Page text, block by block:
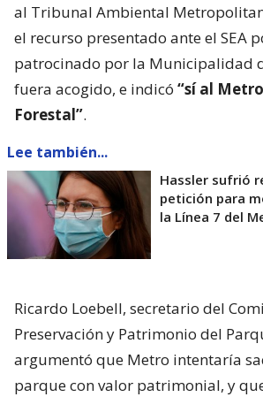
al Tribunal Ambiental
el recurso presentado ante el SEA
patrocinado por la Municipalidad
fuera acogido, e indicó “sí al
Forestal”.
Lee también...
Hassler sufrió
petición para
la Línea 7 del
Ricardo Loebell, secretario del
Preservación y Patrimonio del
argumentó que Metro intentaría
parque con valor patrimonial, y